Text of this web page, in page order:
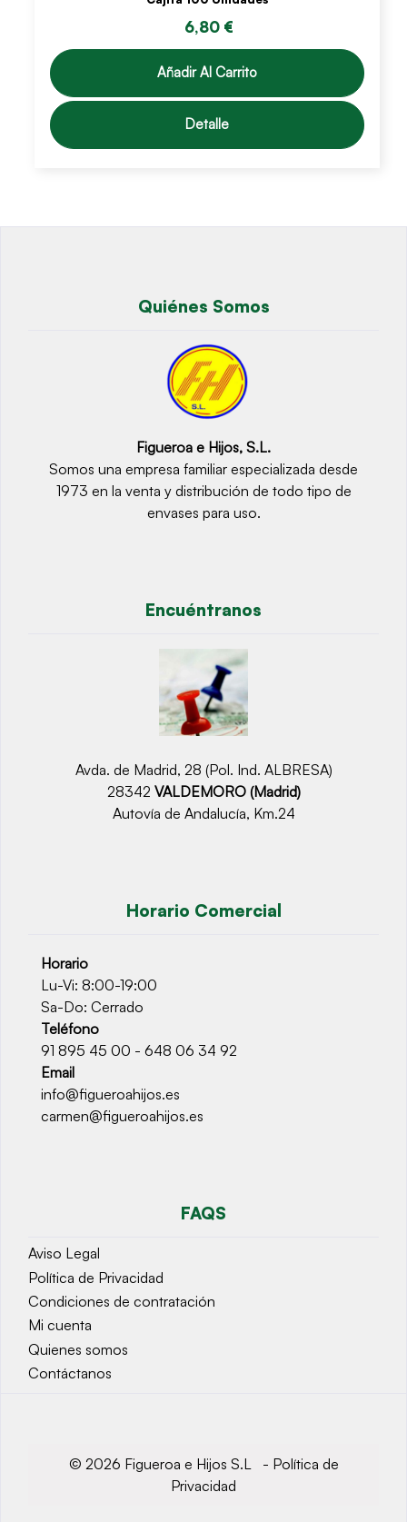
6,80 €
Añadir Al Carrito
Detalle
Quiénes Somos
Figueroa e Hijos, S.L.
Somos una empresa familiar especializada desde
1973 en la venta y distribución de todo tipo de
envases para uso.
Encuéntranos
Avda. de Madrid, 28 (Pol. Ind. ALBRESA)
28342 VALDEMORO (Madrid)
Autovía de Andalucía, Km.24
Horario Comercial
Horario
Lu-Vi: 8:00-19:00
Sa-Do: Cerrado
Teléfono
91 895 45 00 - 648 06 34 92
Email
info@figueroahijos.es
carmen@figueroahijos.es
FAQS
Aviso Legal
Política de Privacidad
Condiciones de contratación
Mi cuenta
Quienes somos
Contáctanos
© 2026 Figueroa e Hijos S.L - Política de
Privacidad